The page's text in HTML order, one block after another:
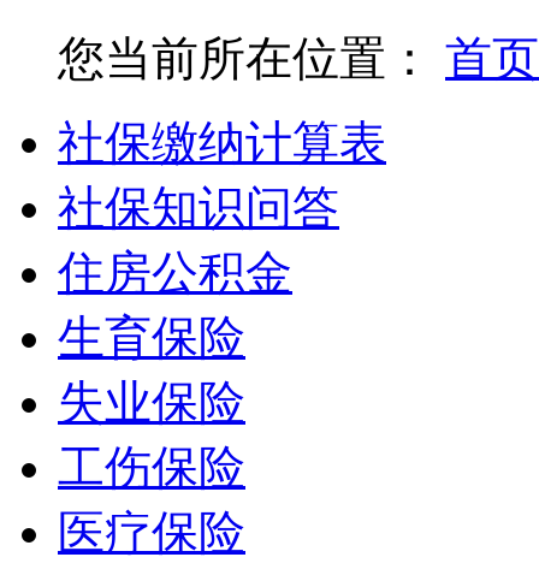
您当前所在位置：
首页
社保缴纳计算表
社保知识问答
住房公积金
生育保险
失业保险
工伤保险
医疗保险